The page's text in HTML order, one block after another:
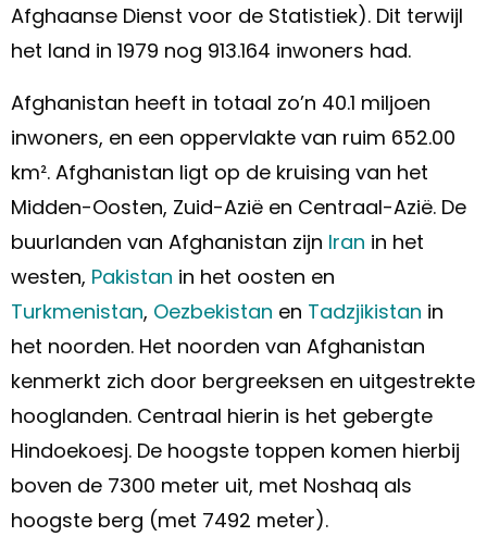
Afghaanse Dienst voor de Statistiek). Dit terwijl
het land in 1979 nog 913.164 inwoners had.
Afghanistan heeft in totaal zo’n 40.1 miljoen
inwoners, en een oppervlakte van ruim 652.00
km². Afghanistan ligt op de kruising van het
Midden-Oosten, Zuid-Azië en Centraal-Azië. De
buurlanden van Afghanistan zijn Iran in het
westen, Pakistan in het oosten en
Turkmenistan, Oezbekistan en Tadzjikistan in
het noorden. Het noorden van Afghanistan
kenmerkt zich door bergreeksen en uitgestrekte
hooglanden. Centraal hierin is het gebergte
Hindoekoesj. De hoogste toppen komen hierbij
boven de 7300 meter uit, met Noshaq als
hoogste berg (met 7492 meter).